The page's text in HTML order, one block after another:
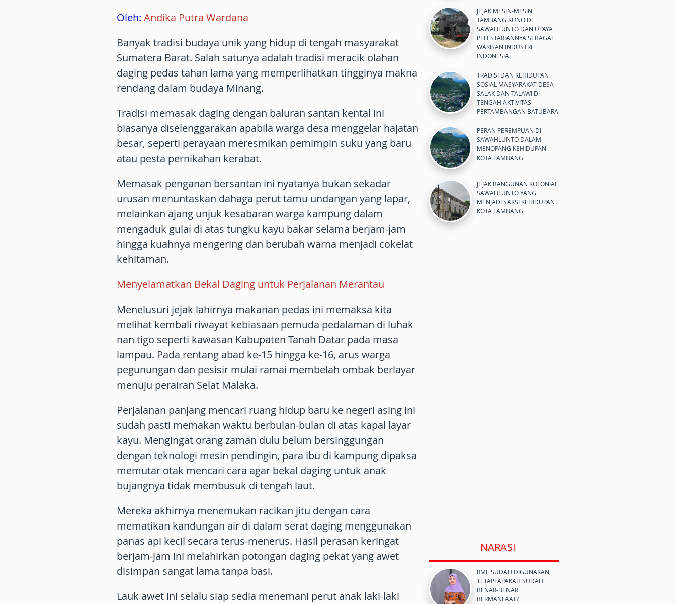
Oleh: Andika Putra Wardana
Banyak tradisi budaya unik yang hidup di tengah masyarakat
Sumatera Barat. Salah satunya adalah tradisi meracik olahan
daging pedas tahan lama yang memperlihatkan tingginya makna
rendang dalam budaya Minang.
Tradisi memasak daging dengan baluran santan kental ini
biasanya diselenggarakan apabila warga desa menggelar hajatan
besar, seperti perayaan meresmikan pemimpin suku yang baru
atau pesta pernikahan kerabat.
Memasak penganan bersantan ini nyatanya bukan sekadar
urusan menuntaskan dahaga perut tamu undangan yang lapar,
melainkan ajang unjuk kesabaran warga kampung dalam
mengaduk gulai di atas tungku kayu bakar selama berjam-jam
hingga kuahnya mengering dan berubah warna menjadi cokelat
kehitaman.
Menyelamatkan Bekal Daging untuk Perjalanan Merantau
Menelusuri jejak lahirnya makanan pedas ini memaksa kita
melihat kembali riwayat kebiasaan pemuda pedalaman di luhak
nan tigo seperti kawasan Kabupaten Tanah Datar pada masa
lampau. Pada rentang abad ke-15 hingga ke-16, arus warga
pegunungan dan pesisir mulai ramai membelah ombak berlayar
menuju perairan Selat Malaka.
Perjalanan panjang mencari ruang hidup baru ke negeri asing ini
sudah pasti memakan waktu berbulan-bulan di atas kapal layar
kayu. Mengingat orang zaman dulu belum bersinggungan
dengan teknologi mesin pendingin, para ibu di kampung dipaksa
memutar otak mencari cara agar bekal daging untuk anak
bujangnya tidak membusuk di tengah laut.
Mereka akhirnya menemukan racikan jitu dengan cara
mematikan kandungan air di dalam serat daging menggunakan
panas api kecil secara terus-menerus. Hasil perasan keringat
berjam-jam ini melahirkan potongan daging pekat yang awet
disimpan sangat lama tanpa basi.
Lauk awet ini selalu siap sedia menemani perut anak laki-laki
JEJAK MESIN-MESIN
TAMBANG KUNO DI
SAWAHLUNTO DAN UPAYA
PELESTARIANNYA SEBAGAI
WARISAN INDUSTRI
INDONESIA
TRADISI DAN KEHIDUPAN
SOSIAL MASYARAKAT DESA
SALAK DAN TALAWI DI
TENGAH AKTIVITAS
PERTAMBANGAN BATUBARA
PERAN PEREMPUAN DI
SAWAHLUNTO DALAM
MENOPANG KEHIDUPAN
KOTA TAMBANG
JEJAK BANGUNAN KOLONIAL
SAWAHLUNTO YANG
MENJADI SAKSI KEHIDUPAN
KOTA TAMBANG
NARASI
RME SUDAH DIGUNAKAN,
TETAPI APAKAH SUDAH
BENAR-BENAR
BERMANFAAT?